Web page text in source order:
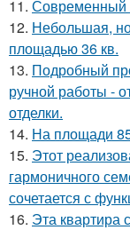
11. Современный
12. Небольшая,
площадью 36 кв.
13. Подробный
ручной работы -
отделки.
14. На площади
15. Этот
гармоничного
сочетается с
16. Эта квартира